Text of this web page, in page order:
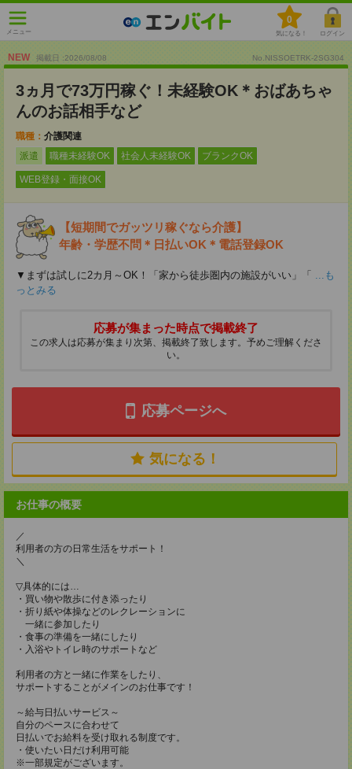
メニュー
0
気になる！ ログイン
NEW 掲載日 :2026/08/08 No.NISSOETRK-2SG304
3ヵ月で73万円稼ぐ！未経験OK＊おばあちゃ
んのお話相手など
職種： 介護関連
派遣
職種未経験OK 社会人未経験OK ブランクOK
WEB登録・面接OK
【短期間でガッツリ稼ぐなら介護】
年齢・学歴不問＊日払いOK＊電話登録OK
▼まずは試しに2カ月～OK！「家から徒歩圏内の施設がいい」「 ...も
っとみる
応募が集まった時点で掲載終了
この求人は応募が集まり次第、掲載終了致します。予めご理解くださ
い。
応募ページへ
気になる！
お仕事の概要
／
利用者の方の日常生活をサポート！
＼
▽具体的には…
・買い物や散歩に付き添ったり
・折り紙や体操などのレクレーションに
一緒に参加したり
・食事の準備を一緒にしたり
・入浴やトイレ時のサポートなど
利用者の方と一緒に作業をしたり、
サポートすることがメインのお仕事です！
～給与日払いサービス～
自分のペースに合わせて
日払いでお給料を受け取れる制度です。
・使いたい日だけ利用可能
※一部規定がございます。